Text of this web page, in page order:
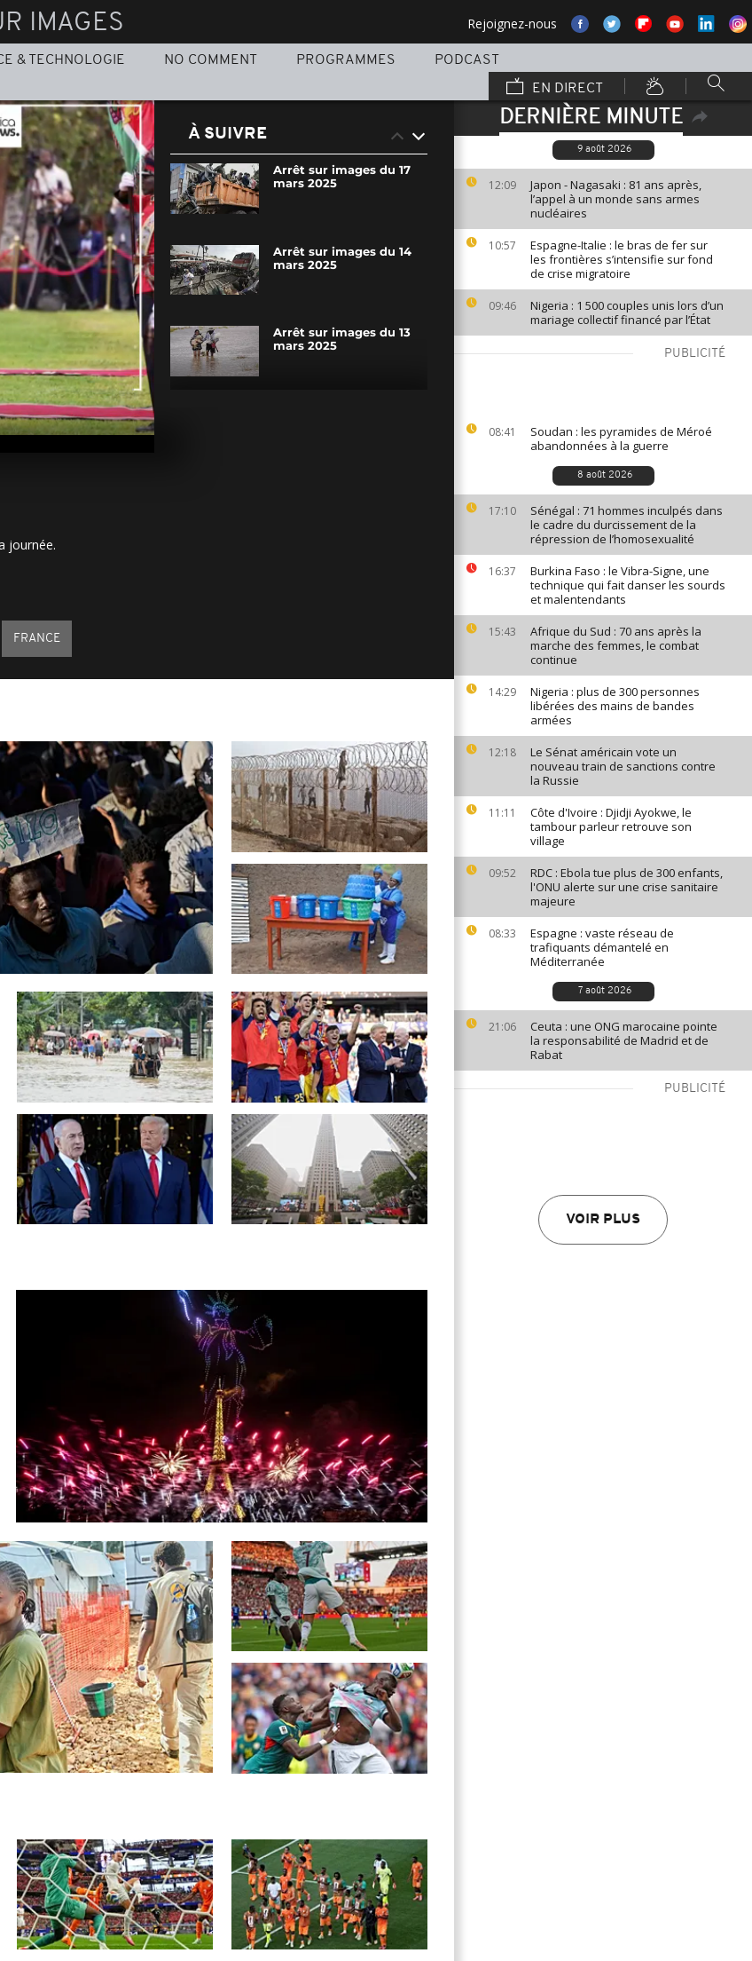
IMAGES Rejoignez-nous
& TECHNOLOGIE NO COMMENT PROGRAMMES
PODCAST
EN DIRECT
DERNIÈRE MINUTE
9 août 2026
12:09
Japon - Nagasaki : 81 ans après,
l’appel à un monde sans armes
nucléaires
10:57
Espagne-Italie : le bras de fer sur
les frontières s’intensifie sur fond
de crise migratoire
09:46
Nigeria : 1 500 couples unis lors d’un
mariage collectif financé par l’État
PUBLICITÉ
08:41
Soudan : les pyramides de Méroé
abandonnées à la guerre
8 août 2026
17:10
Sénégal : 71 hommes inculpés dans
le cadre du durcissement de la
répression de l’homosexualité
16:37
Burkina Faso : le Vibra-Signe, une
technique qui fait danser les sourds
et malentendants
15:43
Afrique du Sud : 70 ans après la
marche des femmes, le combat
continue
14:29
Nigeria : plus de 300 personnes
libérées des mains de bandes
armées
12:18
Le Sénat américain vote un
nouveau train de sanctions contre
la Russie
11:11
Côte d'Ivoire : Djidji Ayokwe, le
tambour parleur retrouve son
village
09:52
RDC : Ebola tue plus de 300 enfants,
l'ONU alerte sur une crise sanitaire
majeure
08:33
Espagne : vaste réseau de
trafiquants démantelé en
Méditerranée
7 août 2026
21:06
Ceuta : une ONG marocaine pointe
la responsabilité de Madrid et de
Rabat
PUBLICITÉ
VOIR PLUS
journée.
FRANCE
À SUIVRE
Arrêt sur images du 17
mars 2025
Arrêt sur images du 14
mars 2025
Arrêt sur images du 13
mars 2025